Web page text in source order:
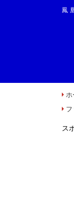
鳳
ホ
ス